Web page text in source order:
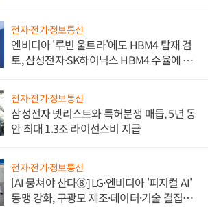
전자·전기·정보통신
엔비디아 '루빈 울트라'에도 HBM4 탑재 검
토, 삼성전자·SK하이닉스 HBM4 수율에 주
전자·전기·정보통신
삼성전자 넷리스트와 특허분쟁 매듭, 5년 동
안 최대 1.3조 라이선스비 지급
전자·전기·정보통신
[AI 뭉쳐야 산다⑧] LG·엔비디아 '피지컬 AI'
동맹 강화, 구광모 제조·데이터·기술 결집